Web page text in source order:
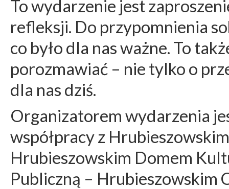
To wydarzenie jest
refleksji. Do przypomnienia
co było dla nas ważne. To
porozmawiać – nie tylko o
dla nas dziś.
Organizatorem wydarzenia
współpracy z
Hrubieszowskim Domem
Publiczną – Hrubieszowskim